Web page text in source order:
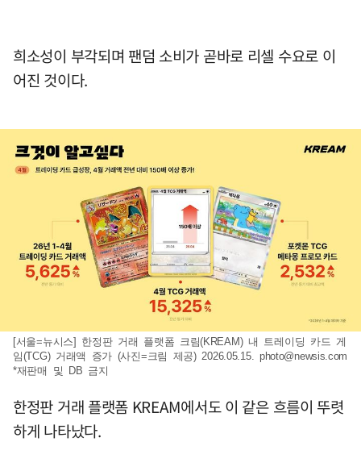
희소성이 부각되며 팬덤 소비가 곧바로 리셀 수요로 이
어진 것이다.
[서울=뉴시스] 한정판 거래 플랫폼 크림(KREAM) 내 트레이딩 카드 게
임(TCG) 거래액 증가 (사진=크림 제공) 2026.05.15. photo@newsis.com
*재판매 및 DB 금지
한정판 거래 플랫폼 KREAM에서도 이 같은 흐름이 뚜렷
하게 나타났다.